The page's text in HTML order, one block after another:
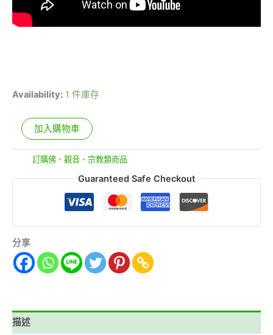
Availability: 1 件庫存
加入購物車
訂購佛、觀音、宗教類商品
Guaranteed Safe Checkout
分享
描述